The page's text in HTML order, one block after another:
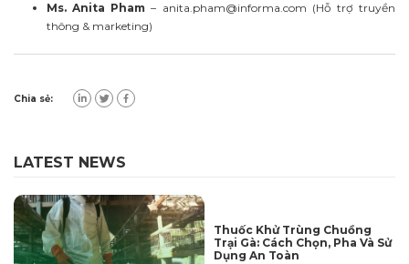
Ms. Anita Pham – anita.pham@informa.com (Hỗ trợ truyền
thông & marketing)
Chia sẻ:
LATEST NEWS
Thuốc Khử Trùng Chuồng
Trại Gà: Cách Chọn, Pha Và Sử
Dụng An Toàn